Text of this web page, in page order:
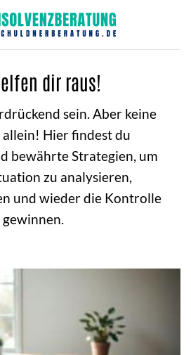
dir raus!
sein. Aber keine
Hier findest du
bewährte Strategien, um
zu analysieren,
und wieder die Kontrolle